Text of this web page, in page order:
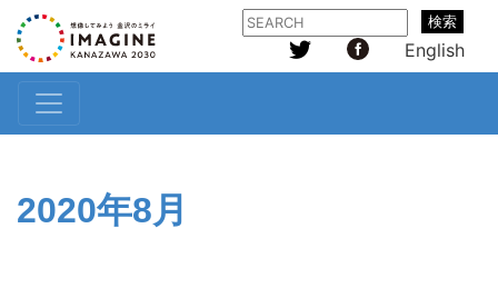
検索
English
2020年8月